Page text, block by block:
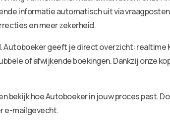
informatie automatisch uit via
en meer zekerheid.
geeft je direct overzicht: realtime
of afwijkende boekingen. Dankzij onze
bekijk hoe Autoboeker in jouw proces past.
e-mailgevecht.